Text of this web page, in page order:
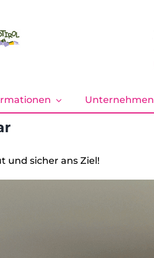
Unternehmen
und sicher ans Ziel!